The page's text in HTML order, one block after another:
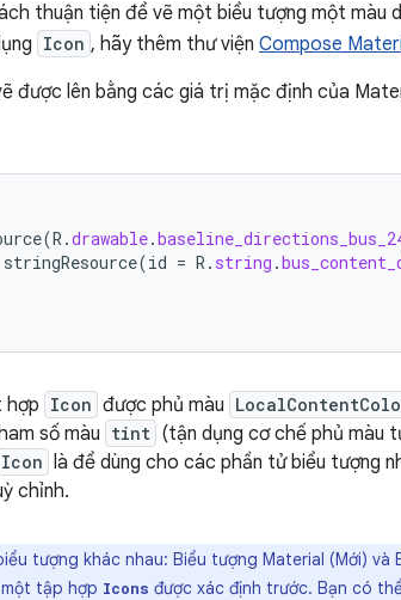
thuận tiện để vẽ một biểu tượng một màu
Icon , hãy thêm thư viện Compose
được lên bằng các giá trị mặc định của
(R .drawable.
stringResource(id = R . string .
hợp Icon được phủ màu
số màu tint (tận dụng cơ chế phủ màu
Icon là để dùng cho các phần tử biểu tượng
chỉnh.
tượng khác nhau: Biểu tượng Material (Mới) và
tập hợp Icons được xác định trước. Bạn có